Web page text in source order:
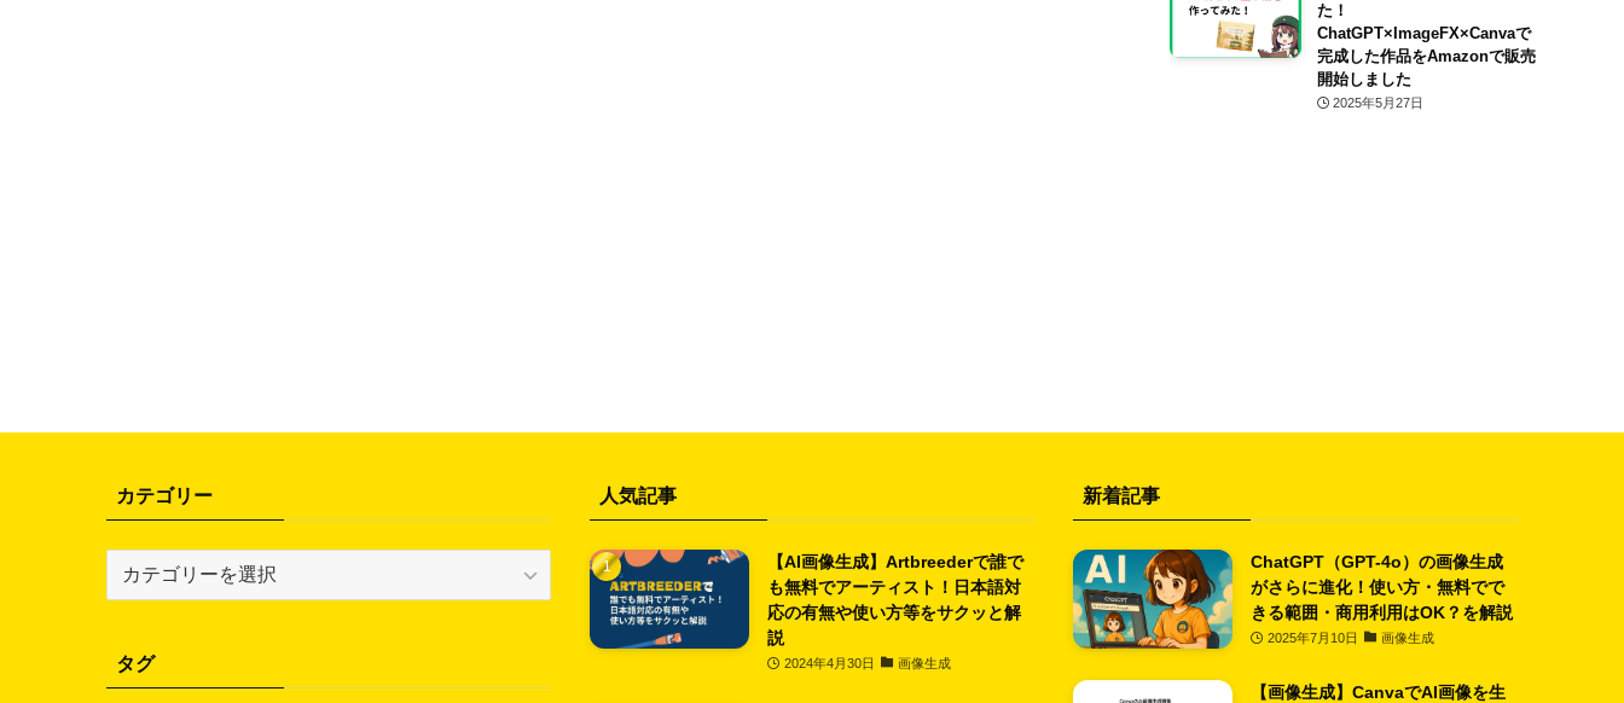
た！
ChatGPT×ImageFX×Canvaで
完成した作品をAmazonで販売
開始しました
2025年5月27日
カテゴリー
テ
リ
ー
タグ
人気記事
【AI画像生成】Artbreederで誰で
も無料でアーティスト！日本語対
応の有無や使い方等をサクッと解
説
2024年4月30日 画像生成
新着記事
ChatGPT（GPT-4o）の画像生成
がさらに進化！使い方・無料でで
きる範囲・商用利用はOK？を解説
2025年7月10日 画像生成
【画像生成】CanvaでAI画像を生